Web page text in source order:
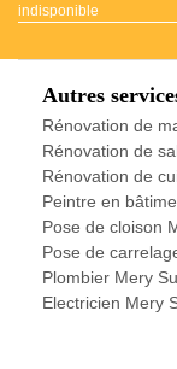
indisponible
Autres
Rénovation de
Rénovation de
Rénovation de
Peintre en
Pose de cloison
Pose de
Plombier Mery
Electricien Mery